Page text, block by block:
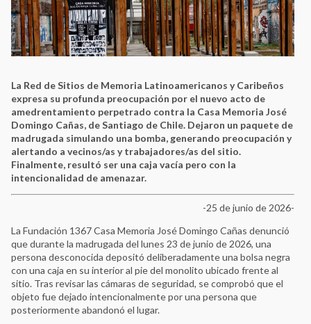
La Red de Sitios de Memoria Latinoamericanos y Caribeños
expresa su profunda preocupación por el nuevo acto de
amedrentamiento perpetrado contra la Casa Memoria José
Domingo Cañas, de Santiago de Chile. Dejaron un paquete de
madrugada simulando una bomba, generando preocupación y
alertando a vecinos/as y trabajadores/as del sitio.
Finalmente, resultó ser una caja vacía pero con la
intencionalidad de amenazar.
-25 de junio de 2026-
La Fundación 1367 Casa Memoria José Domingo Cañas denunció
que durante la madrugada del lunes 23 de junio de 2026, una
persona desconocida depositó deliberadamente una bolsa negra
con una caja en su interior al pie del monolito ubicado frente al
sitio. Tras revisar las cámaras de seguridad, se comprobó que el
objeto fue dejado intencionalmente por una persona que
posteriormente abandonó el lugar.